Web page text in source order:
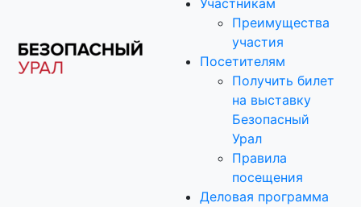
Участникам
Преимущества
участия
Посетителям
Получить билет
на выставку
Безопасный
Урал
Правила
посещения
Деловая программа